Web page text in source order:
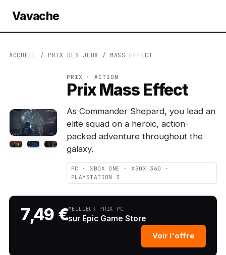
Vavache
ACCUEIL / PRIX DES JEUX / MASS EFFECT
PRIX · ACTION
Prix Mass Effect
As Commander Shepard, you lead an
elite squad on a heroic, action-
packed adventure throughout the
galaxy.
PC · XBOX ONE · XBOX 360 ·
PLAYSTATION 3
7,49 €MEILLEUR PRIX PC
sur Epic Game Store
Voir l'offre